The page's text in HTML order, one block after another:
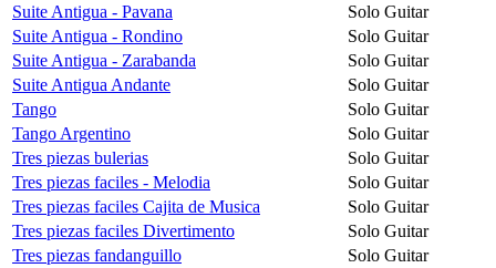
Suite Antigua - Pavana
Solo Guitar
Suite Antigua - Rondino
Solo Guitar
Suite Antigua - Zarabanda
Solo Guitar
Suite Antigua Andante
Solo Guitar
Tango
Solo Guitar
Tango Argentino
Solo Guitar
Tres piezas bulerias
Solo Guitar
Tres piezas faciles - Melodia
Solo Guitar
Tres piezas faciles Cajita de Musica
Solo Guitar
Tres piezas faciles Divertimento
Solo Guitar
Tres piezas fandanguillo
Solo Guitar